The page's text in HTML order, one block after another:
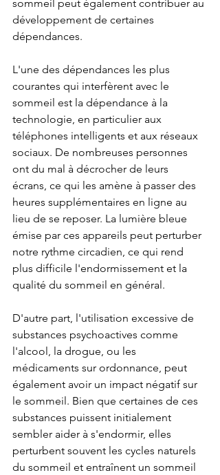
sommeil peut également contribuer au
développement de certaines
dépendances.
L'une des dépendances les plus
courantes qui interfèrent avec le
sommeil est la dépendance à la
technologie, en particulier aux
téléphones intelligents et aux réseaux
sociaux. De nombreuses personnes
ont du mal à décrocher de leurs
écrans, ce qui les amène à passer des
heures supplémentaires en ligne au
lieu de se reposer. La lumière bleue
émise par ces appareils peut perturber
notre rythme circadien, ce qui rend
plus difficile l'endormissement et la
qualité du sommeil en général.
D'autre part, l'utilisation excessive de
substances psychoactives comme
l'alcool, la drogue, ou les
médicaments sur ordonnance, peut
également avoir un impact négatif sur
le sommeil. Bien que certaines de ces
substances puissent initialement
sembler aider à s'endormir, elles
perturbent souvent les cycles naturels
du sommeil et entraînent un sommeil